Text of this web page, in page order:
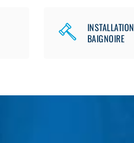
INSTALLATION
BAIGNOIRE